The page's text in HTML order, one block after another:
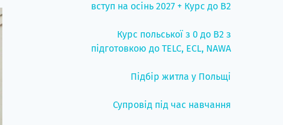
вступ на осінь 2027 + Курс до B2
Курс польської з 0 до B2 з
підготовкою до TELC, ECL, NAWA
Підбір житла у Польщі
Супровід під час навчання